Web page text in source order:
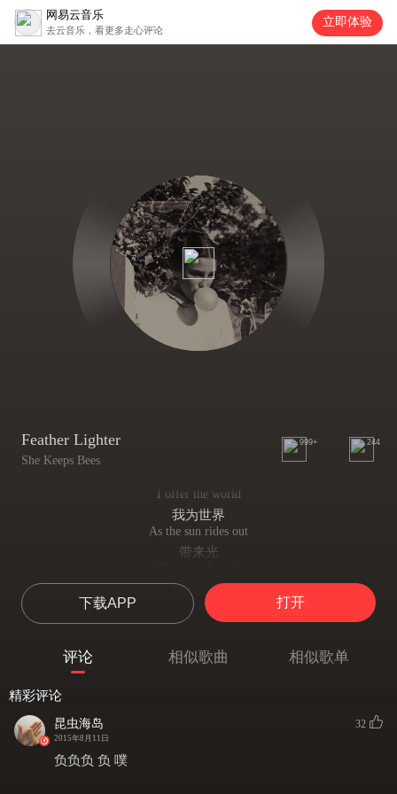
网易云音乐
去云音乐，看更多走心评论
立即体验
Feather Lighter
She Keeps Bees
999+ 244
I offer the world
我为世界
As the sun rides out
带来光
时光流逝
As the day unwound
寂静如风
晨星出现
下载APP 打开
评论 相似歌曲 相似歌单
精彩评论
昆虫海岛
2015年8月11日
32
负负负 负 噗